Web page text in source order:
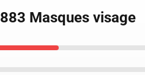
Masques visage